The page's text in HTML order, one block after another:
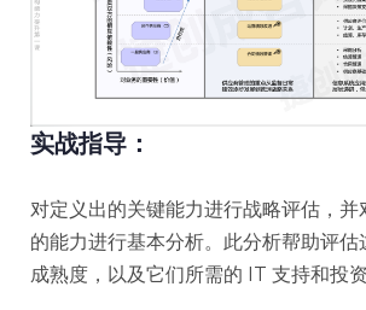
实战指导：
对定义出的关键能力进行战略评估，并
的能力进行基本分析。此分析帮助评估
成熟度，以及它们所需的 IT 支持和投资